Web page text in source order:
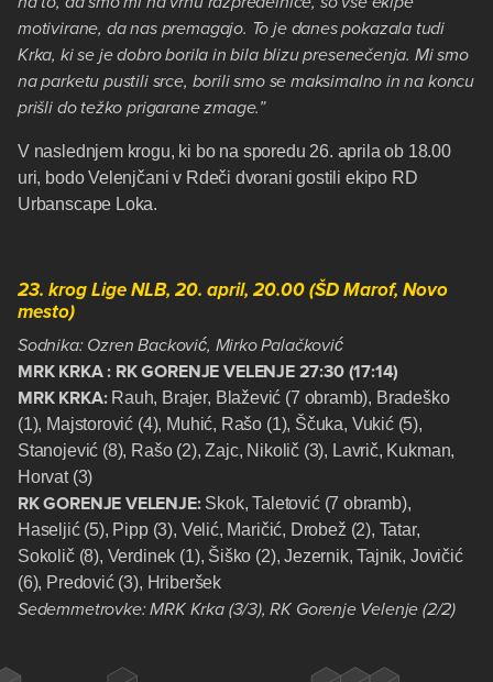
motivirane, da nas premagajo. To je danes pokazala tudi
Krka, ki se je dobro borila in bila blizu presenečenja. Mi smo
na parketu pustili srce, borili smo se maksimalno in na koncu
prišli do težko prigarane zmage.”
V naslednjem krogu, ki bo na sporedu 26. aprila ob 18.00
uri, bodo Velenjčani v Rdeči dvorani gostili ekipo RD
Urbanscape Loka.
23. krog Lige NLB, 20. april, 20.00 (ŠD Marof, Novo
mesto)
Sodnika: Ozren Backović, Mirko Palačković
MRK KRKA : RK GORENJE VELENJE 27:30 (17:14)
MRK KRKA: Rauh, Brajer, Blažević (7 obramb), Bradeško
(1), Majstorović (4), Muhić, Rašo (1), Ščuka, Vukić (5),
Stanojević (8), Rašo (2), Zajc, Nikolič (3), Lavrič, Kukman,
Horvat (3)
RK GORENJE VELENJE:Skok, Taletović (7 obramb),
Haseljić (5), Pipp (3), Velić, Maričić, Drobež (2), Tatar,
Sokolič (8), Verdinek (1), Šiško (2), Jezernik, Tajnik, Jovičić
(6), Predović (3), Hriberšek
Sedemmetrovke: MRK Krka (3/3), RK Gorenje Velenje (2/2)